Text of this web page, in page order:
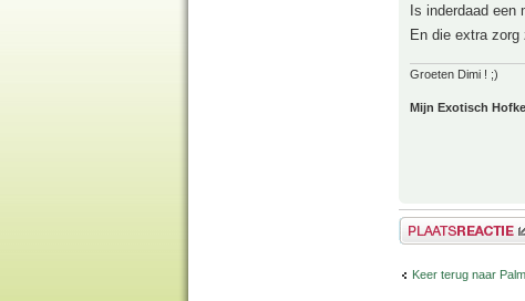
Is inderdaad een
En die extra
Groeten Dimi ! ;)
Mijn Exotisch
Plaats een reactie
Keer terug naar